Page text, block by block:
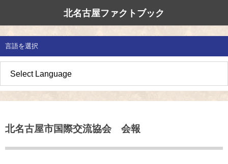
北名古屋ファクトブック
言語を選択
北名古屋市国際交流協会 会報
地域みがき
地域じまん
オススメの場所
イベント・活動紹介 草の根交流
多文化共生社
生活情報
私たちの国際
愛知県防災・